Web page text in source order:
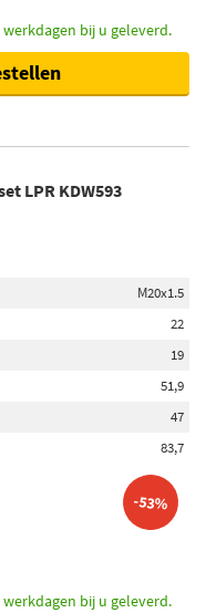
bij u geleverd.
LPR KDW593
M20x1.5
22
19
51,9
47
83,7
-53%
bij u geleverd.